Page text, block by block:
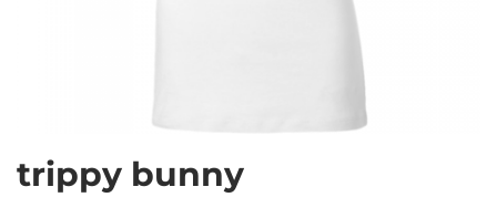
trippy bunny